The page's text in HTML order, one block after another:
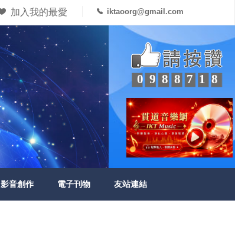
加入我的最愛 iktaoorg@gmail.com
0988718
影音創作 電子刊物 友站連結